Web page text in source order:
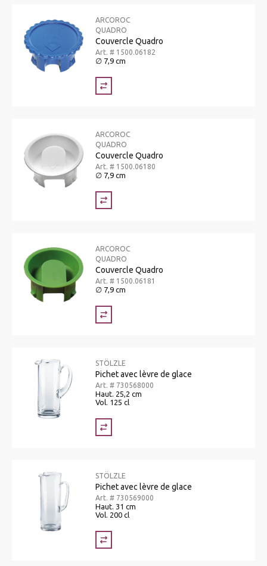
ARCOROC
QUADRO
Couvercle Quadro
Art. # 1500.06182
∅ 7,9 cm
ARCOROC
QUADRO
Couvercle Quadro
Art. # 1500.06180
∅ 7,9 cm
ARCOROC
QUADRO
Couvercle Quadro
Art. # 1500.06181
∅ 7,9 cm
STÖLZLE
Pichet avec lèvre de glace
Art. # 730568000
Haut. 25,2 cm
Vol. 125 cl
STÖLZLE
Pichet avec lèvre de glace
Art. # 730569000
Haut. 31 cm
Vol. 200 cl